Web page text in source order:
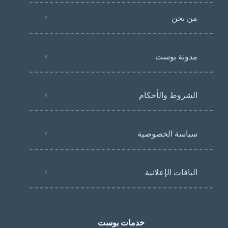
من نحن
مدونة بوست
الشروط والأحكام
سياسة الخصوصية
الباقات الإعلانية
خدمات بوست